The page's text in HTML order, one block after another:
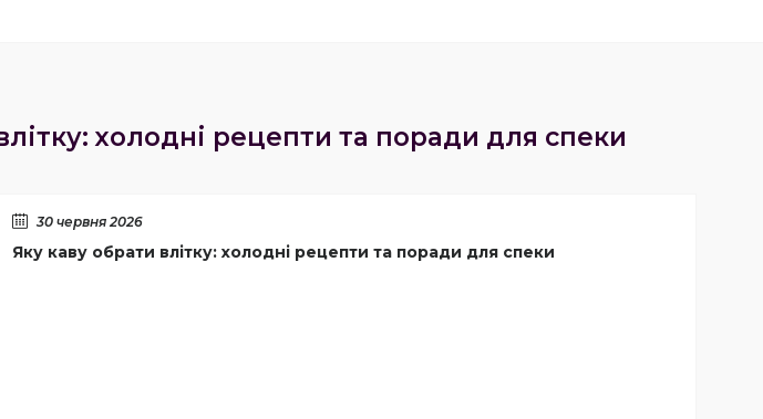
холодні рецепти та поради для спеки
30 червня 2026
Яку каву обрати влітку: холодні рецепти та поради для спеки